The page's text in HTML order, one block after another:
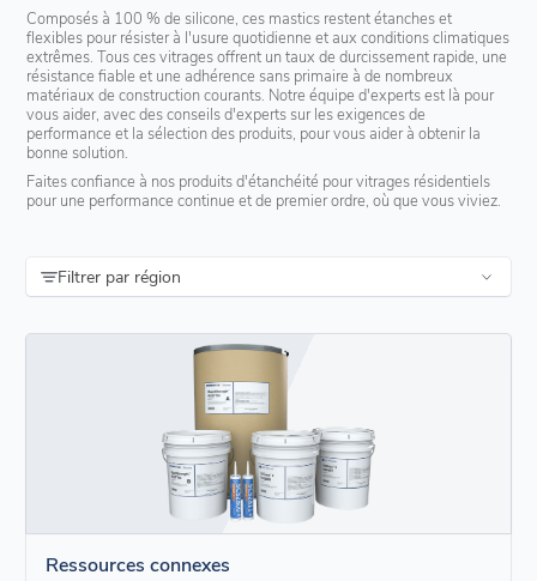
Ressources connexes
Composés à 100 % de silicone, ces mastics restent étanches et
flexibles pour résister à l'usure quotidienne et aux conditions climatiques
extrêmes. Tous ces vitrages offrent un taux de durcissement rapide, une
résistance fiable et une adhérence sans primaire à de nombreux
matériaux de construction courants. Notre équipe d'experts est là pour
vous aider, avec des conseils d'experts sur les exigences de
performance et la sélection des produits, pour vous aider à obtenir la
bonne solution.
Faites confiance à nos produits d'étanchéité pour vitrages résidentiels
pour une performance continue et de premier ordre, où que vous viviez.
Filtrer par région